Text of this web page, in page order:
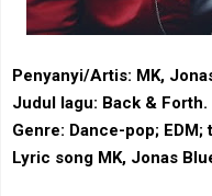
Penyanyi/Artis: MK,
Judul lagu: Back & Forth.
Genre: Dance-pop‎;
Lyric song MK, Jonas